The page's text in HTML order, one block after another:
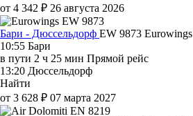
от 4 342 ₽ 26 августа 2026
Бари - Дюссельдорф EW 9873 Eurowings
10:55 Бари
в пути 2 ч 25 мин Прямой рейс
13:20 Дюссельдорф
Найти
от 3 628 ₽ 07 марта 2027